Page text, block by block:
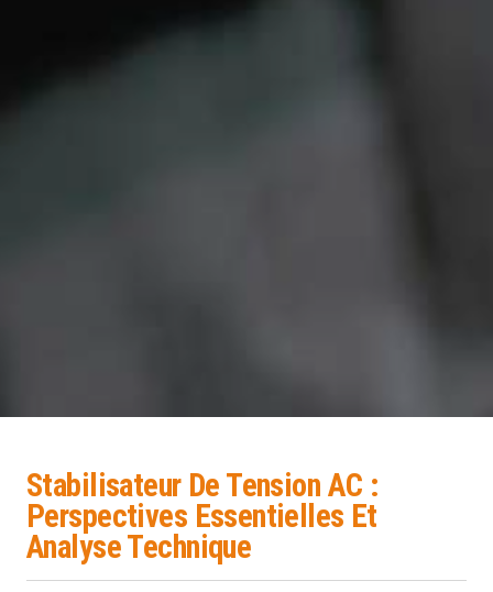
Stabilisateur De Tension AC :
Perspectives Essentielles Et
Analyse Technique